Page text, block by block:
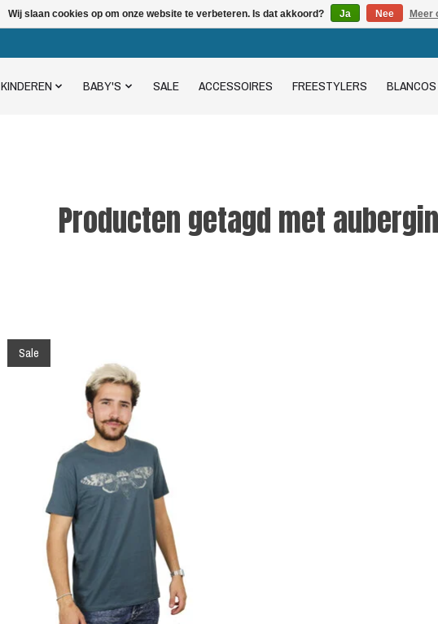
KINDEREN BABY'S SALE ACCESSOIRES FREESTYLERS BLANCOS
Producten getagd met
Sale
Wij slaan cookies op om onze website te verbeteren. Is dat akkoord? Ja Nee Meer